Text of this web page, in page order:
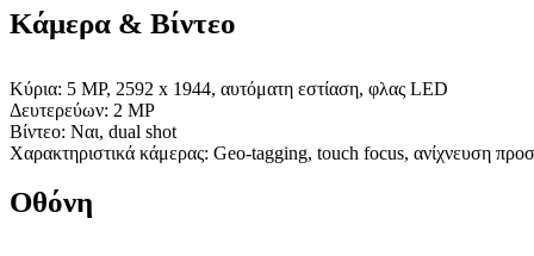
Κάμερα & Βίντεο
Κύρια: 5 MP, 2592 x 1944, αυτόματη εστίαση, φλας LED
Δευτερεύων: 2 MP
Βίντεο: Ναι, dual shot
Χαρακτηριστικά κάμερας: Geo-tagging, touch focus, ανίχνευση
Οθόνη